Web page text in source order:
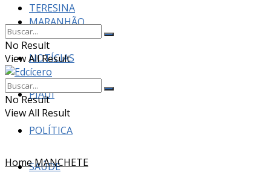
MARANHÃO
NOTÍCIAS
PIAUÍ
POLÍTICA
SAÚDE
TERESINA
No Result
View All Result
No Result
View All Result
Home MANCHETE